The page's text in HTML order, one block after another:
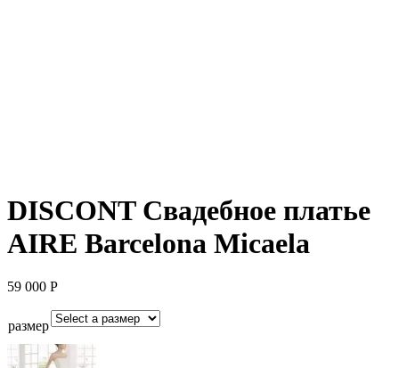
DISCONT Свадебное платье
AIRE Barcelona Micaela
59 000 Р
размер